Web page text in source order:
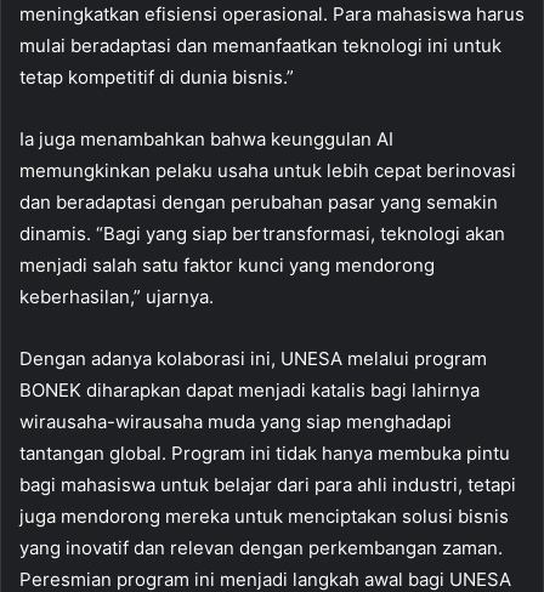
meningkatkan efisiensi operasional. Para mahasiswa harus
mulai beradaptasi dan memanfaatkan teknologi ini untuk
tetap kompetitif di dunia bisnis.”
Ia juga menambahkan bahwa keunggulan AI
memungkinkan pelaku usaha untuk lebih cepat berinovasi
dan beradaptasi dengan perubahan pasar yang semakin
dinamis. “Bagi yang siap bertransformasi, teknologi akan
menjadi salah satu faktor kunci yang mendorong
keberhasilan,” ujarnya.
Dengan adanya kolaborasi ini, UNESA melalui program
BONEK diharapkan dapat menjadi katalis bagi lahirnya
wirausaha-wirausaha muda yang siap menghadapi
tantangan global. Program ini tidak hanya membuka pintu
bagi mahasiswa untuk belajar dari para ahli industri, tetapi
juga mendorong mereka untuk menciptakan solusi bisnis
yang inovatif dan relevan dengan perkembangan zaman.
Peresmian program ini menjadi langkah awal bagi UNESA